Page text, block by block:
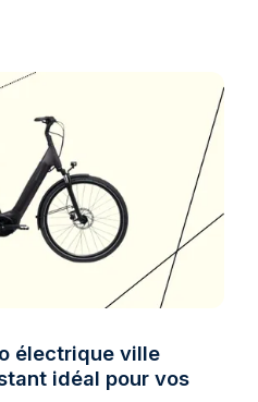
électrique ville
idéal pour vos